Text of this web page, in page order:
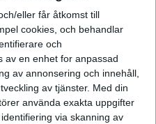
eller får åtkomst till
cookies, och behandlar
och
av en enhet for anpassad
av annonsering och innehåll,
av tjänster. Med din
använda exakta uppgifter
via skanning av